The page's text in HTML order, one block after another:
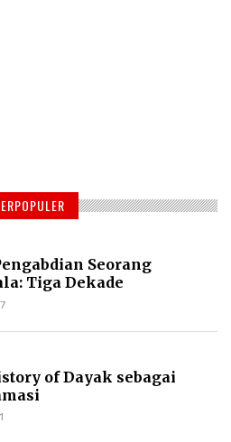
Seorang
Tiga Dekade
Pdt. Dr. Yulius
of Dayak sebagai